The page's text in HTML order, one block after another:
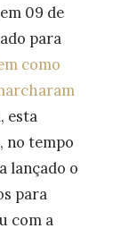
09 de
para
como
esta
no tempo
lançado o
para
com a